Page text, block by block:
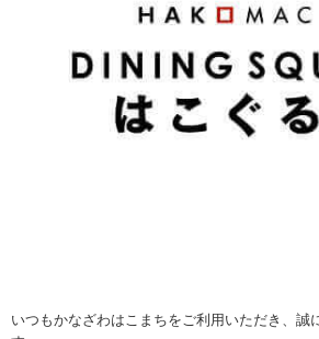
いつもかなざわはこまちをご利用いただき、誠